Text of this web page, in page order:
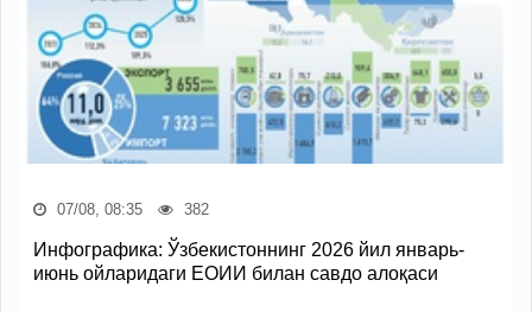
07/08, 08:35 382
Инфографика: Ўзбекистоннинг 2026 йил январь-
июнь ойларидаги ЕОИИ билан савдо алоқаси